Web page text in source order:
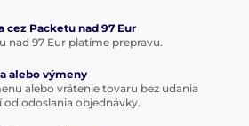
cez Packetu nad 97 Eur
nad 97 Eur platíme prepravu.
alebo výmeny
alebo vrátenie tovaru bez udania
od odoslania objednávky.